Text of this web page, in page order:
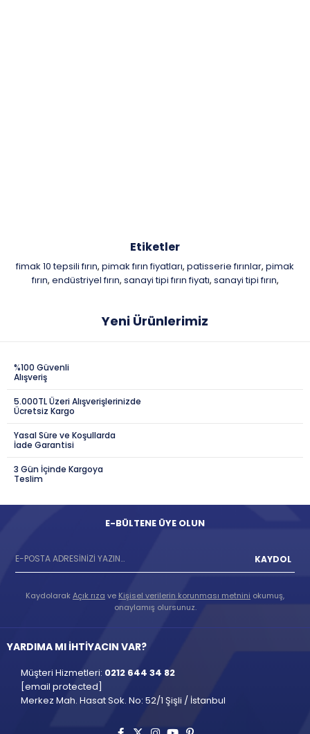
Etiketler
fimak 10 tepsili fırın, pimak fırın fiyatları, patisserie fırınlar, pimak
fırın, endüstriyel fırın, sanayi tipi fırın fiyatı, sanayi tipi fırın,
Yeni Ürünlerimiz
%100 Güvenli
Alışveriş
5.000TL Üzeri Alışverişlerinizde
Ücretsiz Kargo
Yasal Süre ve Koşullarda
İade Garantisi
3 Gün İçinde Kargoya
Teslim
E-BÜLTENE ÜYE OLUN
KAYDOL
KaydolarakAçık rıza ve Kişisel verilerin korunması metnini okumuş,
onaylamış olursunuz.
YARDIMA MI İHTİYACIN VAR?
Müşteri Hizmetleri: 0212 644 34 82
[email protected]
Merkez Mah. Hasat Sok. No: 52/1 Şişli / İstanbul